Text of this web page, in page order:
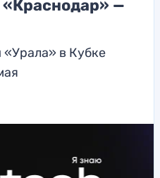
«Краснодар» —
в Кубке